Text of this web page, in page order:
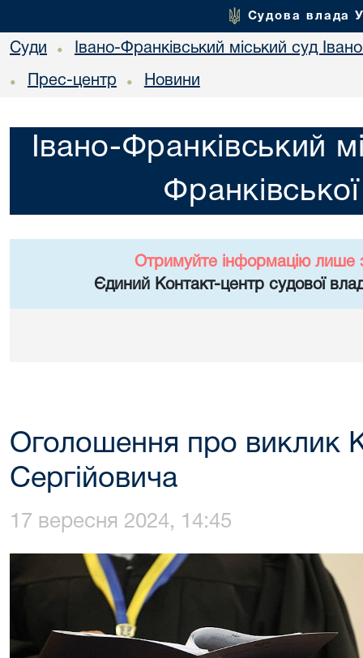
Судова влада
Суди • Івано-Франківський міський суд
• Прес-центр • Новини
Івано-Франківський
Отримуйте інформацію лише
Єдиний Контакт-центр судової
Оголошення про виклик
Сергійовича
17 вересня 2024, 14:45